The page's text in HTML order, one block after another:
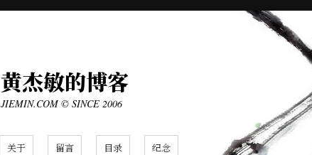
黄杰敏的博客
JIEMIN.COM © SINCE 2006
关于 留言 目录 纪念